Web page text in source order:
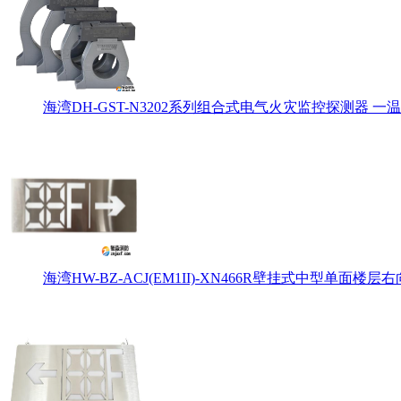
海湾DH-GST-N3202系列组合式电气火灾监控探测器 一温
海湾HW-BZ-ACJ(EM1II)-XN466R壁挂式中型单面楼层右